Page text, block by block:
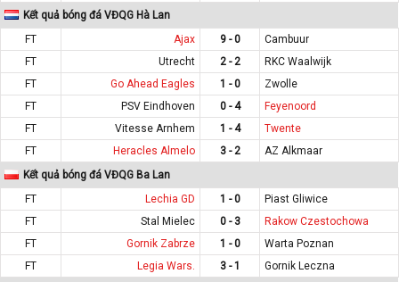
Kết quả bóng đá VĐQG Hà Lan
FT
Ajax 9 - 0
Cambuur
FT
Utrecht 2 - 2
RKC Waalwijk
FT
Go Ahead Eagles 1 - 0
Zwolle
FT
PSV Eindhoven 0 - 4
Feyenoord
FT
Vitesse Arnhem 1 - 4
Twente
FT
Heracles Almelo 3 - 2
AZ Alkmaar
Kết quả bóng đá VĐQG Ba Lan
FT
Lechia GD 1 - 0
Piast Gliwice
FT
Stal Mielec 0 - 3
Rakow Czestochowa
FT
Gornik Zabrze 1 - 0
Warta Poznan
FT
Legia Wars. 3 - 1
Gornik Leczna